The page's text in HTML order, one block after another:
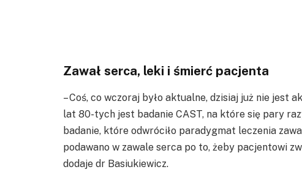
Zawał serca, leki i śmierć pacjenta
– Coś, co wczoraj było aktualne, dzisiaj już nie jest
lat 80-tych jest badanie CAST, na które się pary
badanie, które odwróciło paradygmat leczenia
podawano w zawale serca po to, żeby pacjentowi
dodaje dr Basiukiewicz.